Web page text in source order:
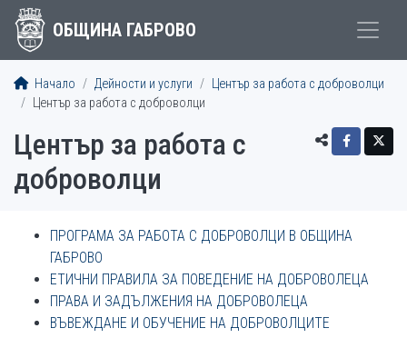
ОБЩИНА ГАБРОВО
Начало Дейности и услуги
Център за работа с доброволци
Център за работа с доброволци
Център за работа с
доброволци
ПРОГРАМА ЗА РАБОТА С ДОБРОВОЛЦИ В ОБЩИНА
ГАБРОВО
ЕТИЧНИ ПРАВИЛА ЗА ПОВЕДЕНИЕ НА ДОБРОВОЛЕЦА
ПРАВА И ЗАДЪЛЖЕНИЯ НА ДОБРОВОЛЕЦА
ВЪВЕЖДАНЕ И ОБУЧЕНИЕ НА ДОБРОВОЛЦИТЕ